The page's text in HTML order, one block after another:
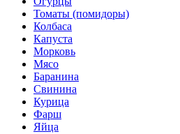
Томаты (помидоры)
Колбаса
Капуста
Морковь
Мясо
Баранина
Свинина
Курица
Фарш
Яйца